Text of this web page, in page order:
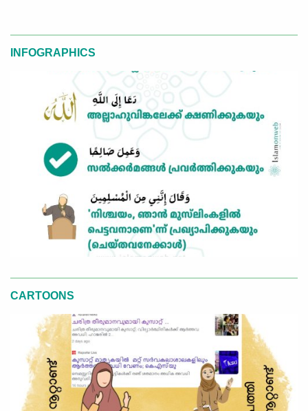
INFOGRAPHICS
CARTOONS